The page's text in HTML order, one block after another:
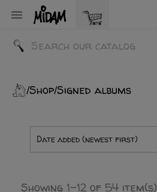

Shop Signed albums
Date added (newest first)
Showing 1-12 of 54 item(s)